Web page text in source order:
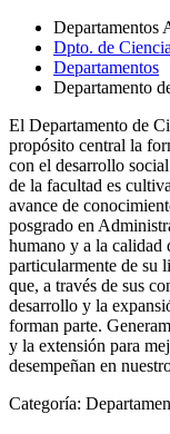
Departamentos
Dpto. de
Departamentos
Departamento
El Departamento de
propósito central la
con el desarrollo
de la facultad es
avance de
posgrado en
humano y a la calidad
particularmente de su
que, a través de sus
desarrollo y la
forman parte.
y la extensión para
desempeñan en
Categoría: